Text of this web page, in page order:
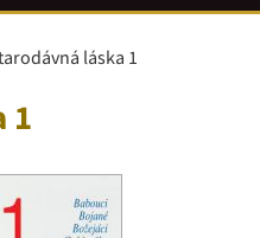
láska 1
1